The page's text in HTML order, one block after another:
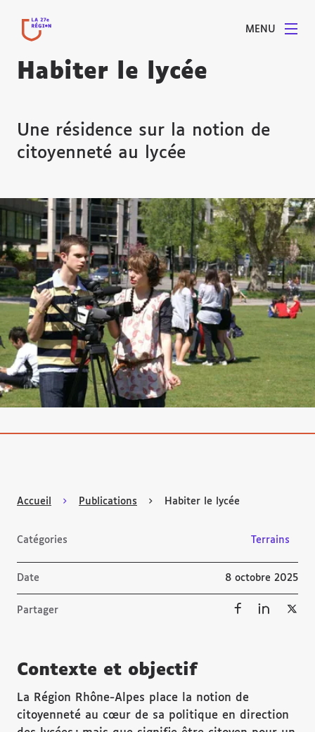
MENU
Habiter le lycée
Une résidence sur la notion de
citoyenneté au lycée
Agrandir
Accueil Publications Habiter le lycée
Catégories Terrains
Date 8 octobre 2025
Partager
Contexte et objectif
La Région Rhône-Alpes place la notion de
citoyenneté au cœur de sa politique en direction